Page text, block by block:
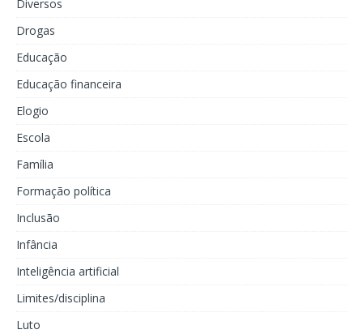
Diversos
Drogas
Educação
Educação financeira
Elogio
Escola
Família
Formação política
Inclusão
Infância
Inteligência artificial
Limites/disciplina
Luto